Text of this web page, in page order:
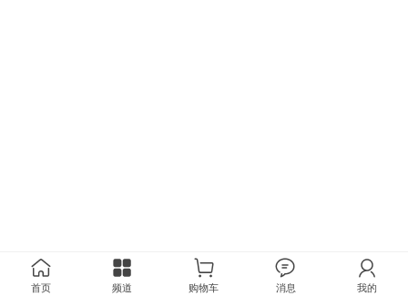
首页 频道 购物车 消息 我的